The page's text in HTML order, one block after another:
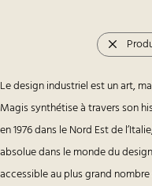
Le design industriel est un art,
Magis synthétise à travers son
en 1976 dans le Nord Est de
absolue dans le monde du
accessible au plus grand nombre